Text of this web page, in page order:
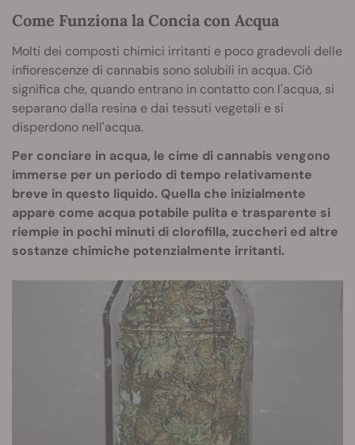
Come Funziona la Concia con Acqua
Molti dei composti chimici irritanti e poco gradevoli delle
infiorescenze di cannabis sono solubili in acqua. Ciò
significa che, quando entrano in contatto con l'acqua, si
separano dalla resina e dai tessuti vegetali e si
disperdono nell'acqua.
Per conciare in acqua, le cime di cannabis vengono
immerse per un periodo di tempo relativamente
breve in questo liquido. Quella che inizialmente
appare come acqua potabile pulita e trasparente si
riempie in pochi minuti di clorofilla, zuccheri ed altre
sostanze chimiche potenzialmente irritanti.